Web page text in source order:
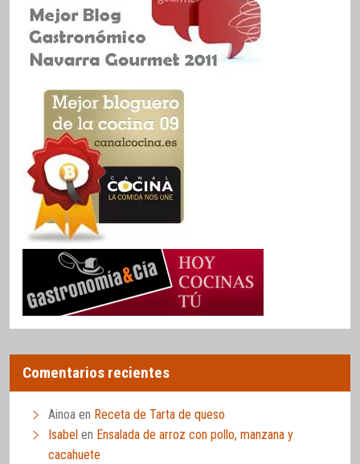
Comentarios recientes
Ainoa en Receta de Tarta de queso
Isabel en Ensalada de arroz con pollo, manzana y
cacahuete